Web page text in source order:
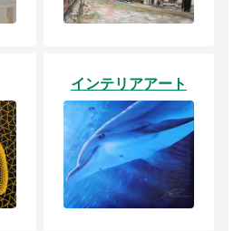
インテリアアート